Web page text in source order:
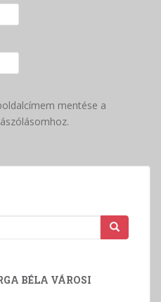
mentése a
BÉLA VÁROSI